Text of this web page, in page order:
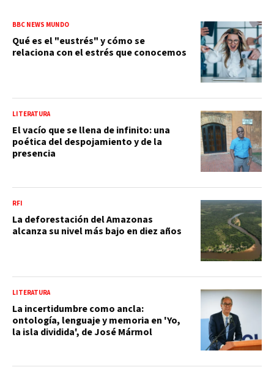
BBC NEWS MUNDO
Qué es el "eustrés" y cómo se
relaciona con el estrés que conocemos
LITERATURA
El vacío que se llena de infinito: una
poética del despojamiento y de la
presencia
RFI
La deforestación del Amazonas
alcanza su nivel más bajo en diez años
LITERATURA
La incertidumbre como ancla:
ontología, lenguaje y memoria en 'Yo,
la isla dividida', de José Mármol